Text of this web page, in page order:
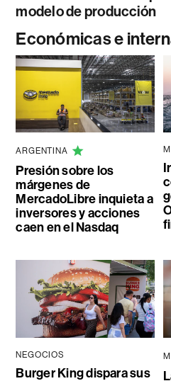
modelo de producción
Económicas e
ARGENTINA
Presión sobre los
márgenes de
MercadoLibre inquieta a
inversores y acciones
caen en el Nasdaq
NEGOCIOS
Burger King dispara sus